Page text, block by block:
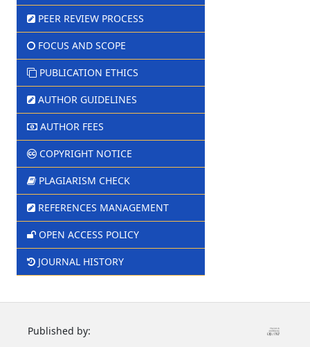
PEER REVIEW PROCESS
FOCUS AND SCOPE
PUBLICATION ETHICS
AUTHOR GUIDELINES
AUTHOR FEES
COPYRIGHT NOTICE
PLAGIARISM CHECK
REFERENCES MANAGEMENT
OPEN ACCESS POLICY
JOURNAL HISTORY
Published by: